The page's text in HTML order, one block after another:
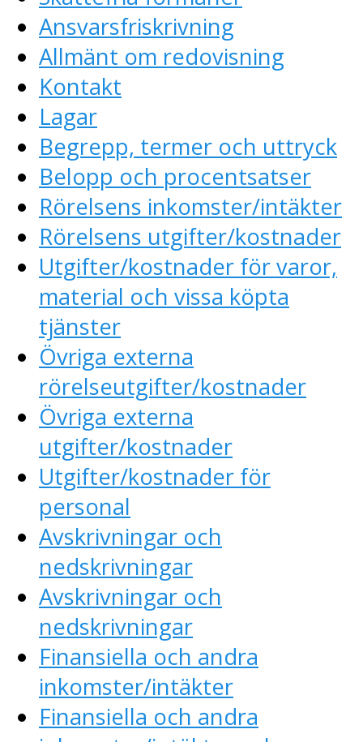
Ansvarsfriskrivning
Allmänt om redovisning
Kontakt
Lagar
Begrepp, termer och uttryck
Belopp och procentsatser
Rörelsens inkomster/intäkter
Rörelsens utgifter/kostnader
Utgifter/kostnader för varor,
material och vissa köpta
tjänster
Övriga externa
rörelseutgifter/kostnader
Övriga externa
utgifter/kostnader
Utgifter/kostnader för
personal
Avskrivningar och
nedskrivningar
Avskrivningar och
nedskrivningar
Finansiella och andra
inkomster/intäkter
Finansiella och andra